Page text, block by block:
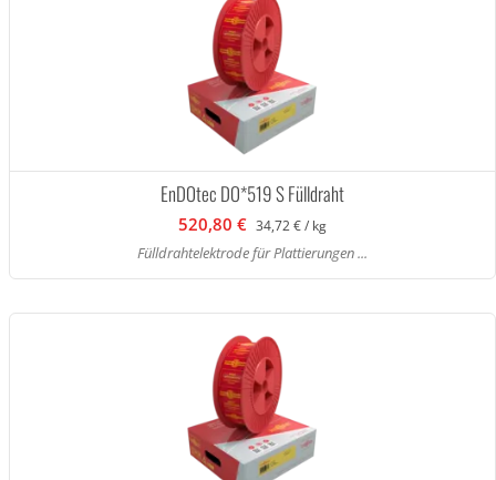
EnDOtec DO*519 S Fülldraht
520,80 € 34,72 € / kg
Fülldrahtelektrode für Plattierungen ...